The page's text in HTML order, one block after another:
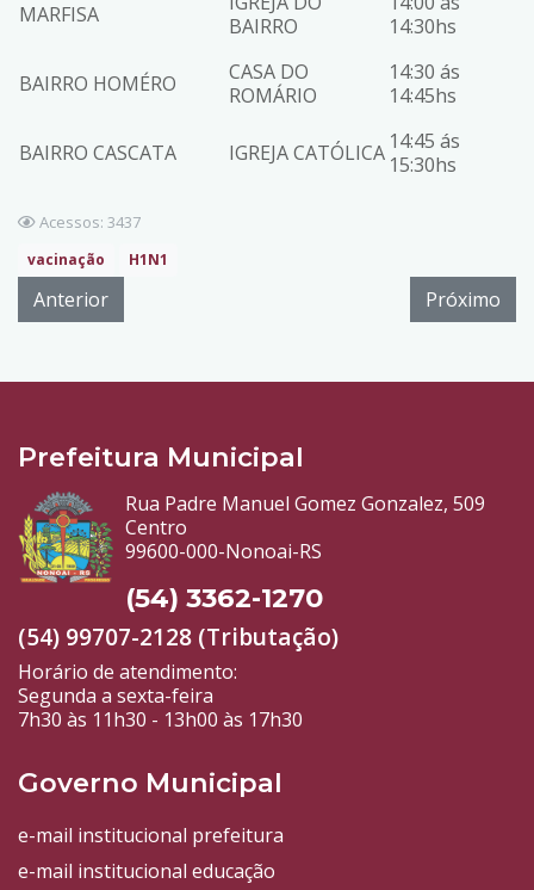
MARFISA
BAIRRO
14:30hs
BAIRRO HOMÉRO
CASA DO
ROMÁRIO
14:30 ás
14:45hs
BAIRRO CASCATA IGREJA CATÓLICA 14:45 ás
15:30hs
Acessos: 3437
vacinação H1N1
Anterior Próximo
Prefeitura Municipal
Rua Padre Manuel Gomez Gonzalez, 509
Centro
99600-000-Nonoai-RS
(54) 3362-1270
(54) 99707-2128 (Tributação)
Horário de atendimento:
Segunda a sexta-feira
7h30 às 11h30 - 13h00 às 17h30
Governo Municipal
e-mail institucional prefeitura
e-mail institucional educação